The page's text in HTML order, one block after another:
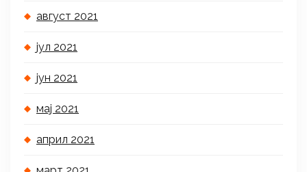
август 2021
јул 2021
јун 2021
мај 2021
април 2021